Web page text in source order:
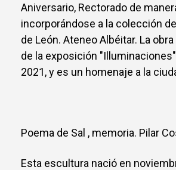
Aniversario, Rectorado de
incorporándose a la colección
de León. Ateneo Albéitar. La
de la exposición
2021, y es un homenaje a la
Poema de Sal , memoria. Pilar
Esta escultura nació en